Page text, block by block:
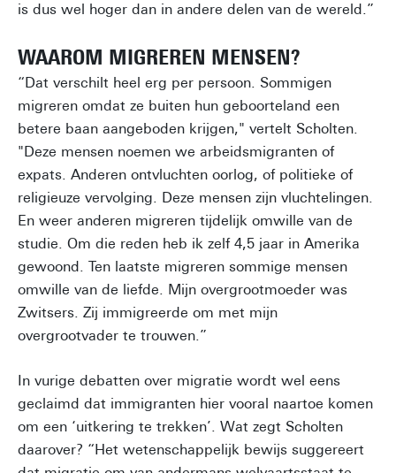
is dus wel hoger dan in andere delen van de wereld.”
WAAROM MIGREREN MENSEN?
“Dat verschilt heel erg per persoon. Sommigen
migreren omdat ze buiten hun geboorteland een
betere baan aangeboden krijgen," vertelt Scholten.
"Deze mensen noemen we arbeidsmigranten of
expats. Anderen ontvluchten oorlog, of politieke of
religieuze vervolging. Deze mensen zijn vluchtelingen.
En weer anderen migreren tijdelijk omwille van de
studie. Om die reden heb ik zelf 4,5 jaar in Amerika
gewoond. Ten laatste migreren sommige mensen
omwille van de liefde. Mijn overgrootmoeder was
Zwitsers. Zij immigreerde om met mijn
overgrootvader te trouwen.”
In vurige debatten over migratie wordt wel eens
geclaimd dat immigranten hier vooral naartoe komen
om een ‘uitkering te trekken’. Wat zegt Scholten
daarover? “Het wetenschappelijk bewijs suggereert